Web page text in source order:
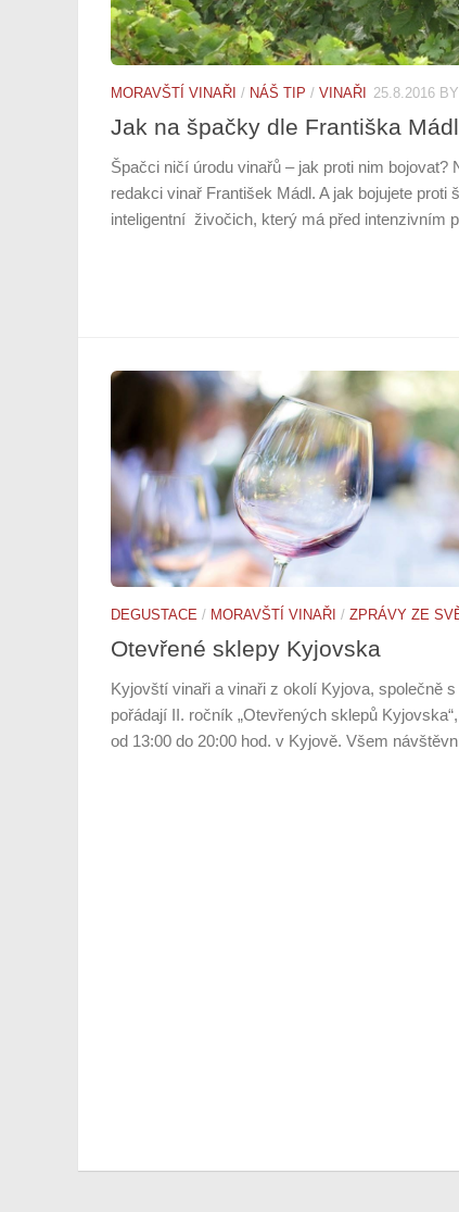
MORAVŠTÍ VINAŘI / NÁŠ TIP / VINAŘI 25.8.2016 BY
Jak na špačky dle Františka
Špačci ničí úrodu vinařů – jak proti nim
redakci vinař František Mádl. A jak bojujete
inteligentní živočich, který má před intenzivním
DEGUSTACE / MORAVŠTÍ VINAŘI / ZPRÁVY ZE
Otevřené sklepy Kyjovska
Kyjovští vinaři a vinaři z okolí Kyjova, společně
pořádají II. ročník „Otevřených sklepů
od 13:00 do 20:00 hod. v Kyjově. Všem